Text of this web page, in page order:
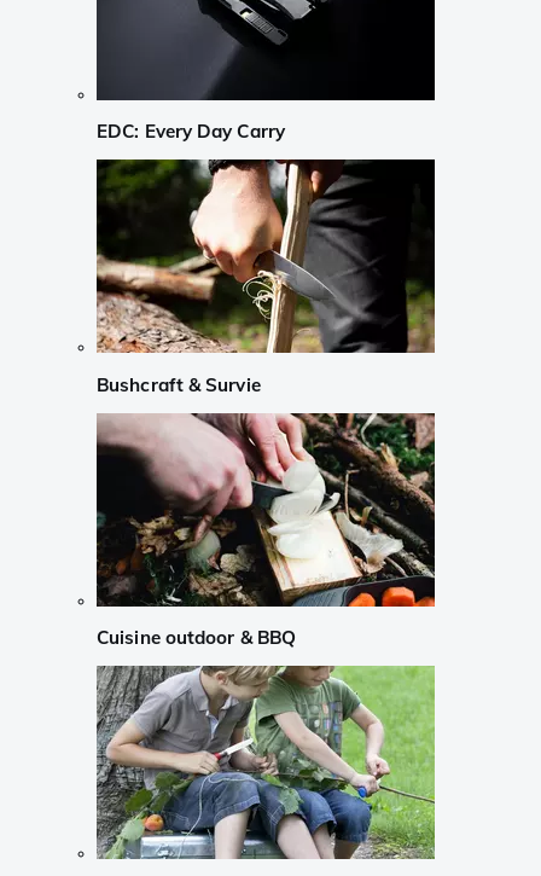
EDC: Every Day Carry
Bushcraft & Survie
Cuisine outdoor & BBQ